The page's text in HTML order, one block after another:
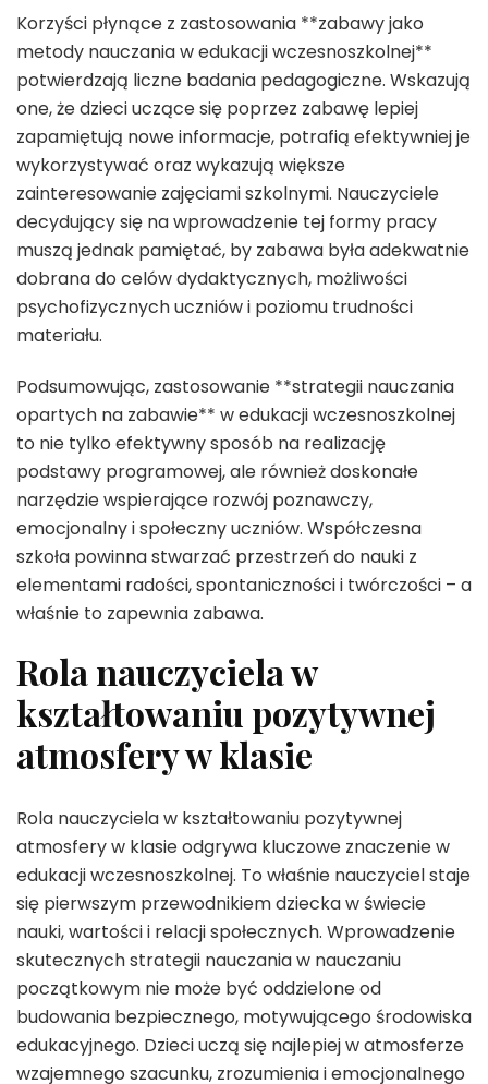
Korzyści płynące z zastosowania **zabawy jako
metody nauczania w edukacji wczesnoszkolnej**
potwierdzają liczne badania pedagogiczne. Wskazują
one, że dzieci uczące się poprzez zabawę lepiej
zapamiętują nowe informacje, potrafią efektywniej je
wykorzystywać oraz wykazują większe
zainteresowanie zajęciami szkolnymi. Nauczyciele
decydujący się na wprowadzenie tej formy pracy
muszą jednak pamiętać, by zabawa była adekwatnie
dobrana do celów dydaktycznych, możliwości
psychofizycznych uczniów i poziomu trudności
materiału.
Podsumowując, zastosowanie **strategii nauczania
opartych na zabawie** w edukacji wczesnoszkolnej
to nie tylko efektywny sposób na realizację
podstawy programowej, ale również doskonałe
narzędzie wspierające rozwój poznawczy,
emocjonalny i społeczny uczniów. Współczesna
szkoła powinna stwarzać przestrzeń do nauki z
elementami radości, spontaniczności i twórczości – a
właśnie to zapewnia zabawa.
Rola nauczyciela w
kształtowaniu pozytywnej
atmosfery w klasie
Rola nauczyciela w kształtowaniu pozytywnej
atmosfery w klasie odgrywa kluczowe znaczenie w
edukacji wczesnoszkolnej. To właśnie nauczyciel staje
się pierwszym przewodnikiem dziecka w świecie
nauki, wartości i relacji społecznych. Wprowadzenie
skutecznych strategii nauczania w nauczaniu
początkowym nie może być oddzielone od
budowania bezpiecznego, motywującego środowiska
edukacyjnego. Dzieci uczą się najlepiej w atmosferze
wzajemnego szacunku, zrozumienia i emocjonalnego